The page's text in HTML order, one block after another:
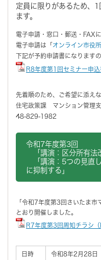
定員に限りがあるため、
ます。
電子申請・窓口・郵送・FAX
電子申請は「 オンライン市役
下記が予約申請書になります
R8年度第1回セミナー申
先着順のため、ご希望に添え
住宅政策課 マンション管
48-829-1982
令和7年度第3回
「講演：区分所有法
「講演：5つの見直
に抑制する」
「令和7年度第3回さいたま市
とおり開催しました。
R7年度第3回周知チラシ
日時 令和8年2月28日